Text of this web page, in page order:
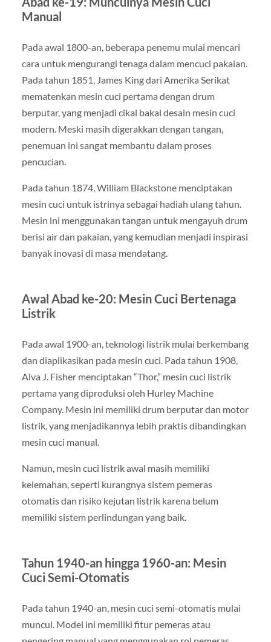
Manual
Pada awal 1800-an, beberapa penemu mulai mencari
cara untuk mengurangi tenaga dalam mencuci pakaian.
Pada tahun 1851, James King dari Amerika Serikat
mematenkan mesin cuci pertama dengan drum
berputar, yang menjadi cikal bakal desain mesin cuci
modern. Meski masih digerakkan dengan tangan,
penemuan ini sangat membantu dalam proses
pencucian.
Pada tahun 1874, William Blackstone menciptakan
mesin cuci untuk istrinya sebagai hadiah ulang tahun.
Mesin ini menggunakan tangan untuk mengayuh drum
berisi air dan pakaian, yang kemudian menjadi inspirasi
banyak inovasi di masa mendatang.
Awal Abad ke-20: Mesin Cuci Bertenaga
Listrik
Pada awal 1900-an, teknologi listrik mulai berkembang
dan diaplikasikan pada mesin cuci. Pada tahun 1908,
Alva J. Fisher menciptakan “Thor,” mesin cuci listrik
pertama yang diproduksi oleh Hurley Machine
Company. Mesin ini memiliki drum berputar dan motor
listrik, yang menjadikannya lebih praktis dibandingkan
mesin cuci manual.
Namun, mesin cuci listrik awal masih memiliki
kelemahan, seperti kurangnya sistem pemeras
otomatis dan risiko kejutan listrik karena belum
memiliki sistem perlindungan yang baik.
Tahun 1940-an hingga 1960-an: Mesin
Cuci Semi-Otomatis
Pada tahun 1940-an, mesin cuci semi-otomatis mulai
muncul. Model ini memiliki fitur pemeras atau